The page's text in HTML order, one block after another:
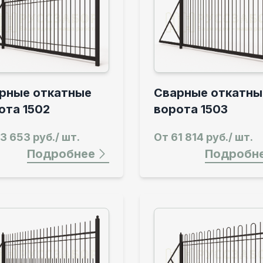
откатные
1502
653 руб./ шт.
Подробнее
Сварные
ворота 1503
От 61 814 руб./ шт.